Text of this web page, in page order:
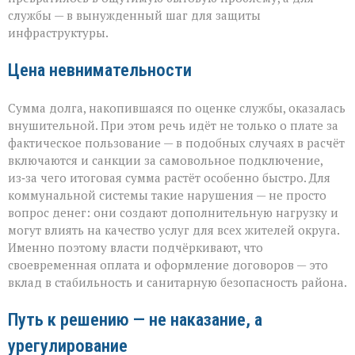
службы — в вынужденный шаг для защиты
инфраструктуры.
Цена невнимательности
Сумма долга, накопившаяся по оценке службы, оказалась
внушительной. При этом речь идёт не только о плате за
фактическое пользование — в подобных случаях в расчёт
включаются и санкции за самовольное подключение,
из‑за чего итоговая сумма растёт особенно быстро. Для
коммунальной системы такие нарушения — не просто
вопрос денег: они создают дополнительную нагрузку и
могут влиять на качество услуг для всех жителей округа.
Именно поэтому власти подчёркивают, что
своевременная оплата и оформление договоров — это
вклад в стабильность и санитарную безопасность района.
Путь к решению — не наказание, а
урегулирование